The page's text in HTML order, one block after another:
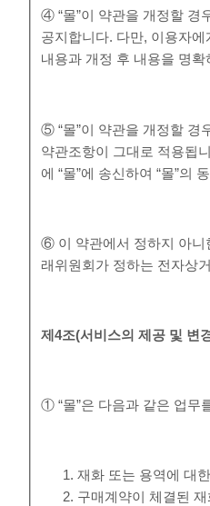
④ “몰”이 약관을 개정할 경
공지합니다. 다만, 이용자
내용과 개정 후 내용을 명
⑤ “몰”이 약관을 개정할 경
약관조항이 그대로 적용됩
에 “몰”에 송신하여 “몰”의
⑥ 이 약관에서 정하지 아니
래위원회가 정하는 전자상
제4조(서비스의 제공 및 변
① “몰”은 다음과 같은 업무
재화 또는 용역에 대
구매계약이 체결된